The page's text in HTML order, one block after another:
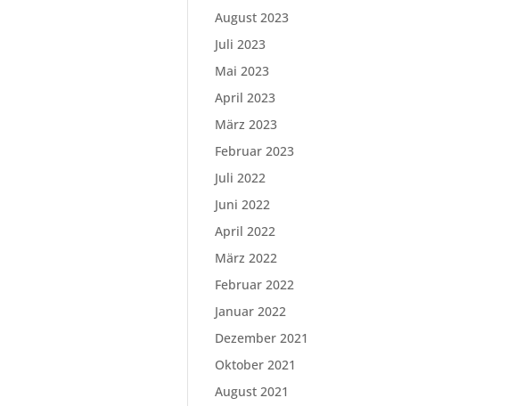
August 2023
Juli 2023
Mai 2023
April 2023
März 2023
Februar 2023
Juli 2022
Juni 2022
April 2022
März 2022
Februar 2022
Januar 2022
Dezember 2021
Oktober 2021
August 2021